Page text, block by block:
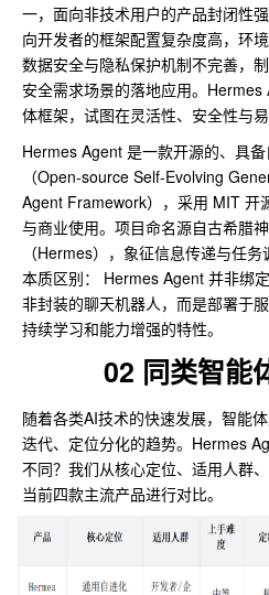
一，面向非技术用户的产品封闭性
向开发者的框架配置复杂度高，环
数据安全与隐私保护机制不完善，
安全需求场景的落地应用。
体框架，试图在灵活性、安全性与
Hermes Agent 是一款开源的、具
（Open-source Self-Evolving
Agent Framework），采用 MIT 开
与商业使用。项目命名源自古希腊
（Hermes），象征信息传递与任
本质区别： Hermes Agent 并非绑
非封装的聊天机器人，而是部署于
持续学习和能力增强的特性。
02 同类智能
随着各类AI技术的快速发展，智能
迭代、定位分化的趋势。Hermes
不同？我们从核心定位、适用人群
当前四款主流产品进行对比。